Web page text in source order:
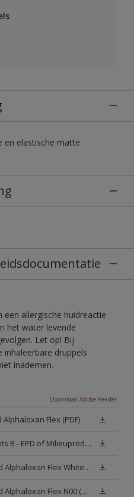
en elastische matte
een allergische huidreactie
het water levende
Let op! Bij
inhaleerbare druppels
inademen.
Download Adobe Reader
Flex (PDF)
Sikkens Exterior Wallpaints B - EPD of Milieuproductverklaring
Veiligheidsinformatieblad Alphaloxan Flex White W05 (MSDS)
Veiligheidsinformatieblad Alphaloxan Flex N00 (MSDS)